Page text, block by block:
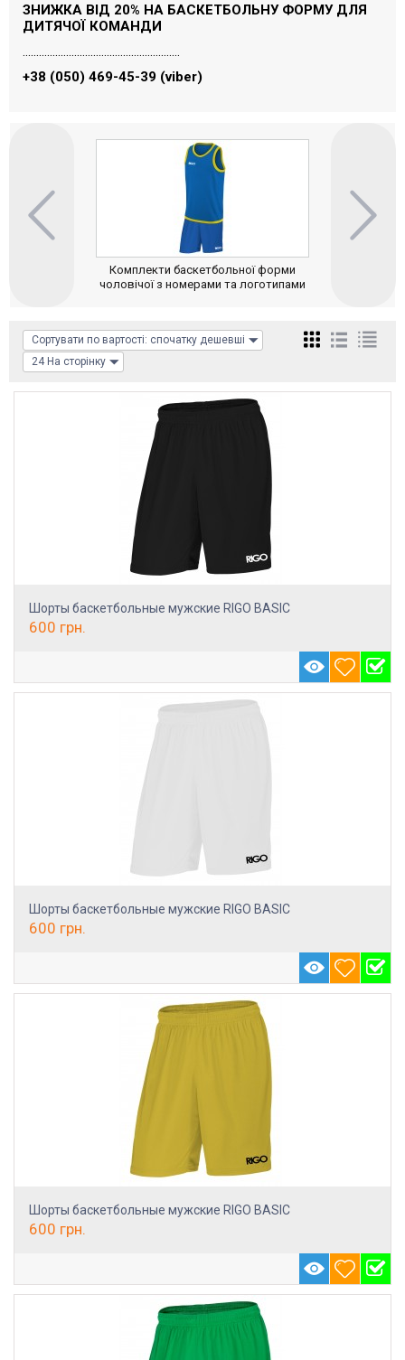
ЗНИЖКА ВІД 20% НА БАСКЕТБОЛЬНУ ФОРМУ ДЛЯ
ДИТЯЧОЇ КОМАНДИ
..........................................................
+38 (050) 469-45-39 (viber)
Комплекти баскетбольної форми
чоловічої з номерами та логотипами
Сортувати по вартості: спочатку дешевші
24 На сторінку
Шорты баскетбольные мужские RIGO BASIC
600 грн.
Шорты баскетбольные мужские RIGO BASIC
600 грн.
Шорты баскетбольные мужские RIGO BASIC
600 грн.